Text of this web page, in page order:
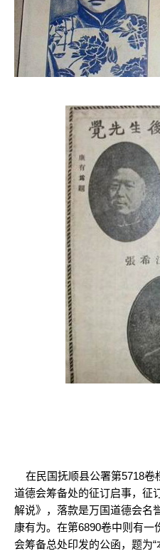
在民国抚顺县公署第5718卷
道德会筹备处的征订启事，征
解说》，落款是万国道德会名
康有为。在第6890卷中则有
会筹备总处印发的公函，题为